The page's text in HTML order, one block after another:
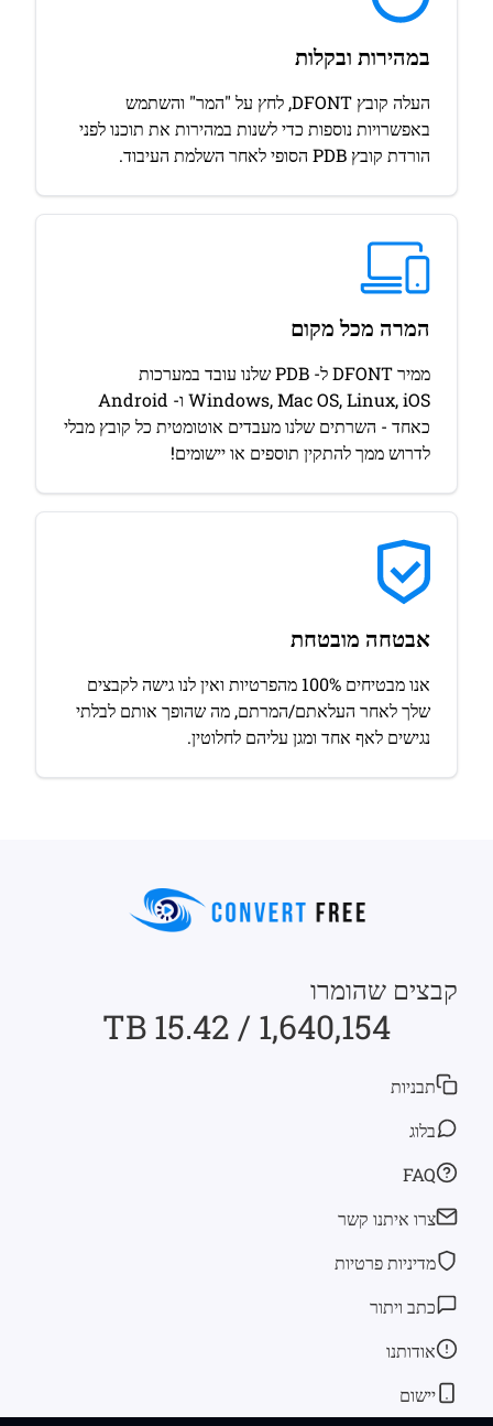
במהירות ובקלות
העלה קובץ DFONT, לחץ על "המר" והשתמש
באפשרויות נוספות כדי לשנות במהירות את תוכנו לפני
הורדת קובץ PDB הסופי לאחר השלמת העיבוד.
המרה מכל מקום
ממיר DFONT ל- PDB שלנו עובד במערכות
Windows, Mac OS, Linux, iOS ו- Android
כאחד - השרתים שלנו מעבדים אוטומטית כל קובץ מבלי
לדרוש ממך להתקין תוספים או יישומים!
אבטחה מובטחת
אנו מבטיחים 100% מהפרטיות ואין לנו גישה לקבצים
שלך לאחר העלאתם/המרתם, מה שהופך אותם לבלתי
נגישים לאף אחד ומגן עליהם לחלוטין.
קבצים שהומרו
1,640,154 / 15.42 TB
תבניות
בלוג
FAQ
צרו איתנו קשר
מדיניות פרטיות
כתב ויתור
אודותנו
יישום